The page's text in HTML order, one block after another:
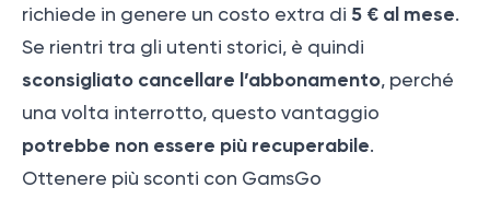
richiede in genere un costo extra di 5 € al mese.
Se rientri tra gli utenti storici, è quindi
sconsigliato cancellare l’abbonamento, perché
una volta interrotto, questo vantaggio
potrebbe non essere più recuperabile.
Ottenere più sconti con GamsGo